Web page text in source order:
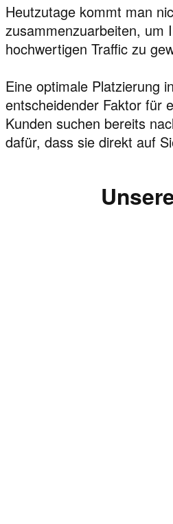
Heutzutage kommt man
zusammenzuarbeiten, um
hochwertigen Traffic zu
Eine optimale Platzierung
entscheidender Faktor für
Kunden suchen bereits
dafür, dass sie direkt auf